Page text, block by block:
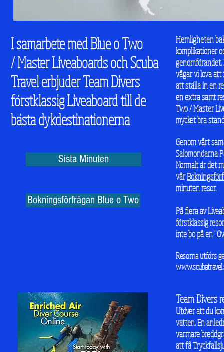
I samarbete med Blue o Two
/ Master Liveaboards och Scuba
Travel erbjuder Team Divers
förstklassig Liveaboard till de
bästa dykdestinationerna
Sista Minuten
Bokningsförfrågan Blue o Two
Hemligheten
komplikationer
genomförandet.
vågar vi lova att
att ställa in en
en extra samt
Two / Master
mycket bra
Genom vårt
Salomonöarna
Normalt är det
vår
minuten resor.
På flera av
förstklassig
inte bo på en
Resorna utförs
Team Divers
Utöver att du
vatten. En
varmare
att få